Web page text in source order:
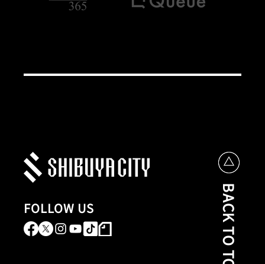
FOLLOW US BACK TO TOP